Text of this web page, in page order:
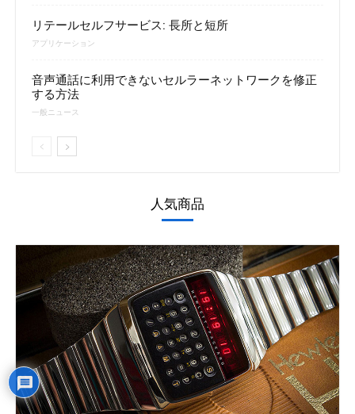
リテールセルフサービス: 長所と短所
アプリケーション
音声通話に利用できないセルラーネットワークを修正
する方法
一般ニュース
人気商品